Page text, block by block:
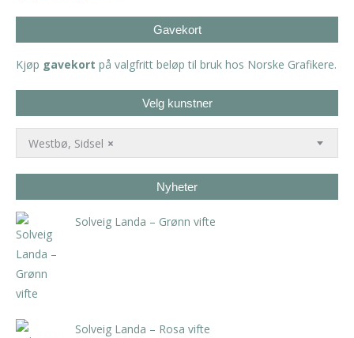
Gavekort
Kjøp gavekort på valgfritt beløp til bruk hos Norske Grafikere.
Velg kunstner
×
Westbø, Sidsel
Nyheter
Solveig Landa – Grønn vifte
Solveig Landa – Rosa vifte